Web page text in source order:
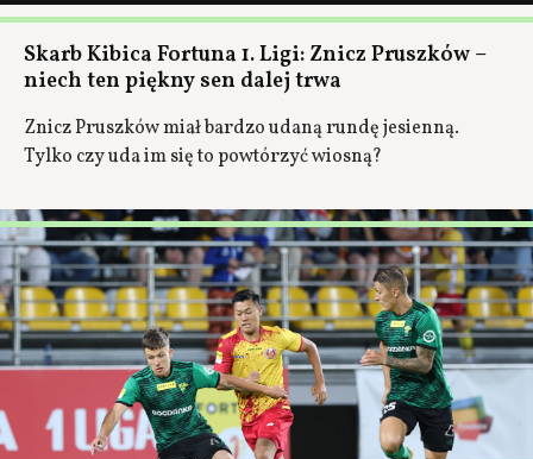
Skarb Kibica Fortuna 1. Ligi: Znicz Pruszków –
niech ten piękny sen dalej trwa
Znicz Pruszków miał bardzo udaną rundę jesienną.
Tylko czy uda im się to powtórzyć wiosną?